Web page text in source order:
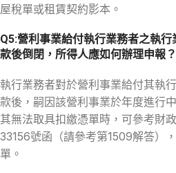
屋稅單或租賃契約影本。
Q5:營利事業給付執行業務者之執
款後倒閉，所得人應如何辦理申報？
執行業務者對於營利事業給付其執
款後，嗣因該營利事業於年度進行
其無法取具扣繳憑單時，可參考財
33156號函（請參考第1509解答）
單。